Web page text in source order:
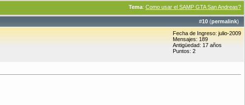
Tema: Como usar el SAMP GTA San Andreas?
#10 (permalink)
Fecha de Ingreso: julio-2009
Mensajes: 189
Antigüedad: 17 años
Puntos: 2